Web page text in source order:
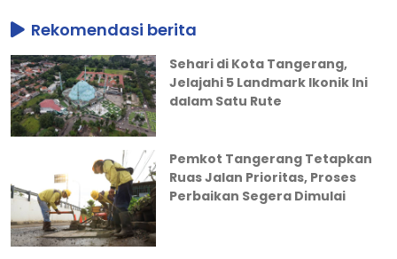
Rekomendasi berita
Sehari di Kota Tangerang,
Jelajahi 5 Landmark Ikonik Ini
dalam Satu Rute
Pemkot Tangerang Tetapkan
Ruas Jalan Prioritas, Proses
Perbaikan Segera Dimulai